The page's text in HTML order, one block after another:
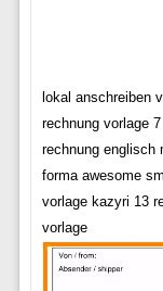
lokal anschreiben
rechnung vorlage
rechnung englisch
forma awesome
vorlage kazyri 13
vorlage